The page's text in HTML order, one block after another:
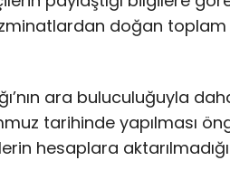
doğan toplam
ara buluculuğuyla
tarihinde yapılması
hesaplara